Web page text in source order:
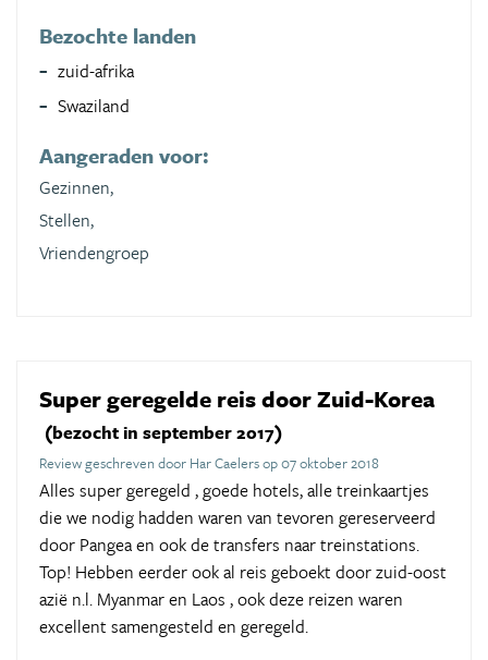
Bezochte landen
zuid-afrika
Swaziland
Aangeraden voor:
Gezinnen,
Stellen,
Vriendengroep
Super geregelde reis door Zuid-Korea
(bezocht in september 2017)
Review geschreven door Har Caelers op 07 oktober 2018
Alles super geregeld , goede hotels, alle treinkaartjes
die we nodig hadden waren van tevoren gereserveerd
door Pangea en ook de transfers naar treinstations.
Top! Hebben eerder ook al reis geboekt door zuid-oost
azië n.l. Myanmar en Laos , ook deze reizen waren
excellent samengesteld en geregeld.